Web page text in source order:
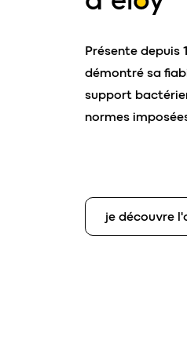
Présente depuis
démontré sa
support
normes
je découvre